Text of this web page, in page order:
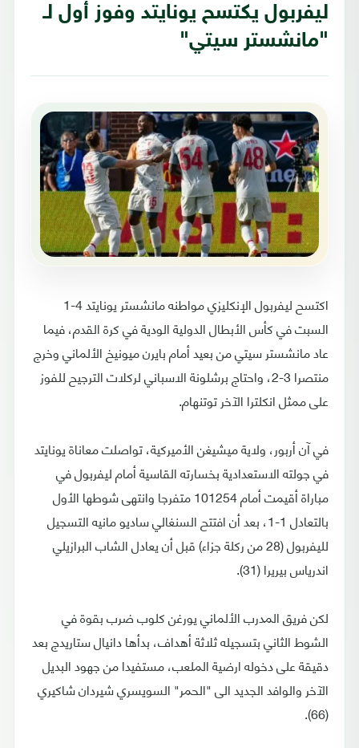
ليفربول يكتسح يونايتد وفوز أول لـ
"مانشستر سيتي"
اكتسح ليفربول الإنكليزي مواطنه مانشستر يونايتد 4-1
السبت في كأس الأبطال الدولية الودية في كرة القدم، فيما
عاد مانشستر سيتي من بعيد أمام بايرن ميونيخ الألماني وخرج
منتصرا 3-2، واحتاج برشلونة الاسباني لركلات الترجيح للفوز
على ممثل انكلترا الآخر توتنهام.
في آن أربور، ولاية ميشيغن الأميركية، تواصلت معاناة يونايتد
في جولته الاستعدادية بخسارته القاسية أمام ليفربول في
مباراة أقيمت أمام 101254 متفرجا وانتهى شوطها الأول
بالتعادل 1-1، بعد أن افتتح السنغالي ساديو مانيه التسجيل
لليفربول (28 من ركلة جزاء) قبل أن يعادل الشاب البرازيلي
اندرياس بيريرا (31).
لكن فريق المدرب الألماني يورغن كلوب ضرب بقوة في
الشوط الثاني بتسجيله ثلاثة أهداف، بدأها دانيال ستاريدج بعد
دقيقة على دخوله ارضية الملعب، مستفيدا من جهود البديل
الآخر والوافد الجديد الى "الحمر" السويسري شيردان شاكيري
(66).